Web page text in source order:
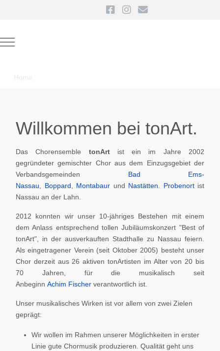
Mobile Menu Toggle
Home
Willkommen bei tonArt.
Das Chorensemble tonArt ist ein im Jahre 2002
gegründeter gemischter Chor aus dem Einzugsgebiet der
Verbandsgemeinden Bad Ems-
Nassau
Boppard Montabaur und Nastätten Probenortist
Nassau an der Lahn.
2012 konnten wir unser 10-jähriges Bestehen mit einem
dem Anlass entsprechend tollen Jubiläumskonzert "Best of
tonArt", in der ausverkauften Stadthalle zu Nassau feiern.
Als eingetragener Verein (seit Oktober 2005) besteht unser
Chor derzeit aus 26 aktiven tonArtisten im Alter von 20 bis
70 Jahren, für die musikalisch seit
Anbeginn Achim Fischer verantwortlich ist.
Unser musikalisches Wirken ist vor allem von zwei Zielen
geprägt:
Wir wollen im Rahmen unserer Möglichkeiten in erster
Linie gute Chormusik produzieren. Qualität geht uns